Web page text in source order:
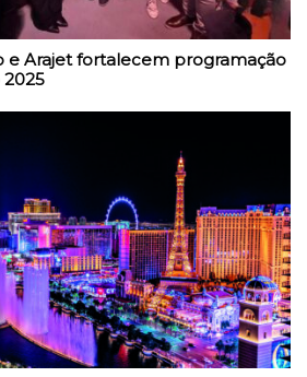
e Arajet fortalecem programação